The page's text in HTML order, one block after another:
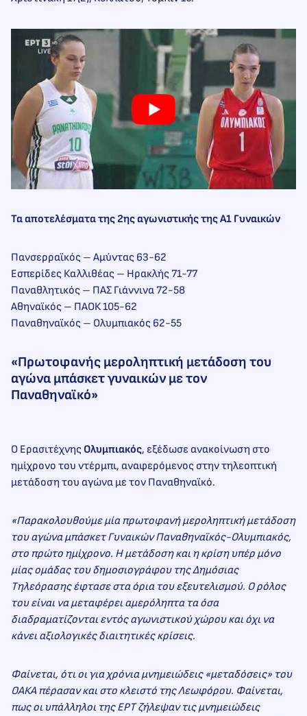
Τα αποτελέσματα της 2ης αγωνιστικής της Α1 Γυναικών
Πανσερραϊκός – Αμύντας 63-62
Εσπερίδες Καλλιθέας – Ηρακλής 71-77
Παναθλητικός – ΠΑΣ Γιάννινα 72-58
Αθηναϊκός – ΠΑΟΚ 105-62
Παναθηναϊκός – Ολυμπιακός 62-55
«Πρωτοφανής μεροληπτική μετάδοση του
αγώνα μπάσκετ γυναικών με τον
Παναθηναϊκό»
Ο Ερασιτέχνης Ολυμπιακός, εξέδωσε ανακοίνωση στο
ημίχρονο του ντέρμπι, αναφερόμενος στην τηλεοπτική
μετάδοση του αγώνα με τον Παναθηναϊκό.
«Παρακολουθούμε μία πρωτοφανή μεροληπτική μετάδοση
του αγώνα μπάσκετ Γυναικών Παναθηναϊκός-Ολυμπιακός,
στο πρώτο ημίχρονο. Η μετάδοση και η κρίση υπέρ μόνο
μίας ομάδας του δημοσιογράφου της Δημόσιας
Τηλεόρασης έφτασε στα όρια του εξευτελισμού. Ο ρόλος
του είναι να μεταφέρει αμερόληπτα τα όσα
διαδραματίζονται εντός αγωνιστικού χώρου και όχι να
κάνει αξιολογικές διαιτητικές κρίσεις.
Φαίνεται, ότι οι για χρόνια μνημειώδεις «μεταδόσεις» του
ΟΑΚΑ πέρασαν και στο κλειστό της Λεωφόρου. Φαίνεται,
πως οι υπάλληλοι της ΕΡΤ ζήλεψαν τις μνημειώδεις